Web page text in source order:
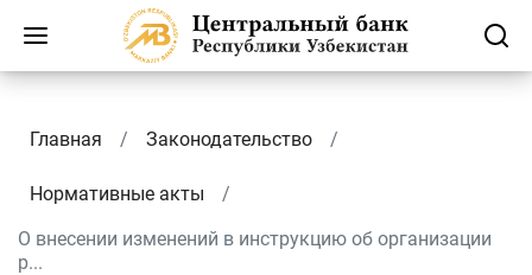
Главная Законодательство
Нормативные акты
О внесении изменений в инструкцию об организации
р...